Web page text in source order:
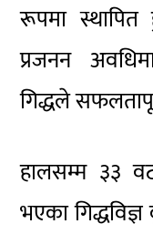
रूपमा
प्रजनन
गिद्धले
हालसम्म ३३
भएका